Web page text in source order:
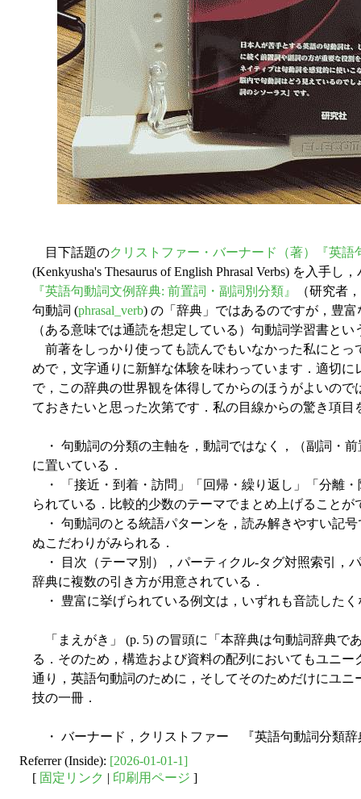
目下話題のクリストファー・バーナード（著）『英
(Kenkyusha's Thesaurus of English Phrasal Verbs) を入手
『英語句動詞文例辞典: 前置詞・副詞別分類』
（研究者
句動詞 (phrasal_verb) の「辞典」ではあるのですが，豊
（ある意味では通読を想定している）句動詞学習書とい
前著をしっかり使っても読んでもいなかった私にとっ
めで，文字通りに新鮮な体験を味わっています．適切
で，この辞典の世界観を体得してからのほうがよいの
ておきたいと思った次第です．私の目線からの驚き項
・ 句動詞の分類の主軸を，動詞ではなく，（副詞・
に置いている．
・ 「接近・到着・訪問」「回帰・繰り返し」「分離
られている．比較的少数のテーマでまとめ上げること
・ 句動詞のとる統語パターンを，読み解きやすい記
ぬこだわりがみられる．
・ 目次（テーマ別），パーティクル-タグ対照索引，
辞典に複数の引き方が用意されている．
・ 豊富に挙げられている例文は，いずれも音読したく
「まえがき」 (p. 5) の冒頭に「本辞典は句動詞辞典で
る．そのため，構造および資料の配列においてもユニ
通り，英語句動詞のために，そしてそのためだけにユ
技の一冊．
・ バーナード，クリストファー 『英語句動詞分類
Referrer (Inside): [2026-01-01-1]
[ 固定リンク | 印刷用ページ ]